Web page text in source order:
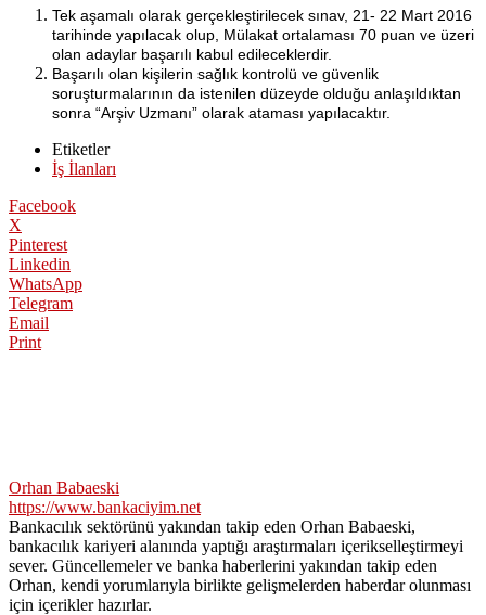
Tek aşamalı olarak gerçekleştirilecek sınav, 21- 22 Mart 2016
tarihinde yapılacak olup, Mülakat ortalaması 70 puan ve üzeri
olan adaylar başarılı kabul edileceklerdir.
Başarılı olan kişilerin sağlık kontrolü ve güvenlik
soruşturmalarının da istenilen düzeyde olduğu anlaşıldıktan
sonra “Arşiv Uzmanı” olarak ataması yapılacaktır.
Etiketler
İş İlanları
Facebook
X
Pinterest
Linkedin
WhatsApp
Telegram
Email
Print
Orhan Babaeski
https://www.bankaciyim.net
Bankacılık sektörünü yakından takip eden Orhan Babaeski,
bankacılık kariyeri alanında yaptığı araştırmaları içerikselleştirmeyi
sever. Güncellemeler ve banka haberlerini yakından takip eden
Orhan, kendi yorumlarıyla birlikte gelişmelerden haberdar olunması
için içerikler hazırlar.